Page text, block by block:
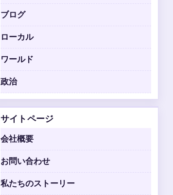
ブログ
ローカル
ワールド
政治
サイトページ
会社概要
お問い合わせ
私たちのストーリー